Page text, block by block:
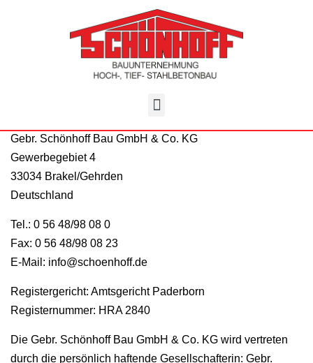
Gebr. Schönhoff Bau GmbH & Co. KG
Gewerbegebiet 4
33034 Brakel/Gehrden
Deutschland
Tel.: 0 56 48/98 08 0
Fax: 0 56 48/98 08 23
E-Mail: info@schoenhoff.de
Registergericht: Amtsgericht Paderborn
Registernummer: HRA 2840
Die Gebr. Schönhoff Bau GmbH & Co. KG wird vertreten
durch die persönlich haftende Gesellschafterin: Gebr.